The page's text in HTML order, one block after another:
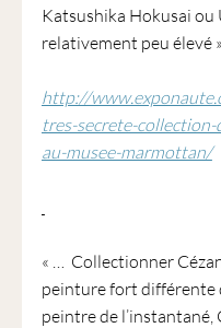
Katsushika Hokusai
relativement peu élevé »
http://
tres-secrete-
au-musee-marmottan/
« … Collectionner
peinture fort différente
peintre de l’instantané,